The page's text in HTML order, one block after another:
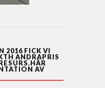
2016 FICK VI
ANDRAPRIS
AV